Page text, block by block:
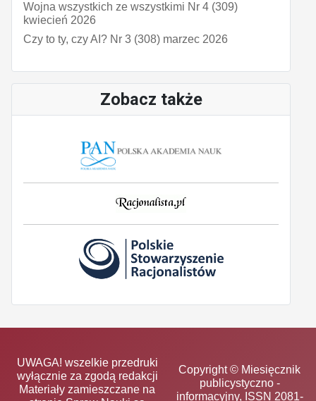
Wojna wszystkich ze wszystkimi Nr 4 (309)
kwiecień 2026
Czy to ty, czy AI? Nr 3 (308) marzec 2026
Zobacz także
UWAGA! wszelkie przedruki
wyłącznie za zgodą redakcji
Materiały zamieszczane na
Copyright © Miesięcznik
publicystyczno -
informacyjny, ISSN 2081-